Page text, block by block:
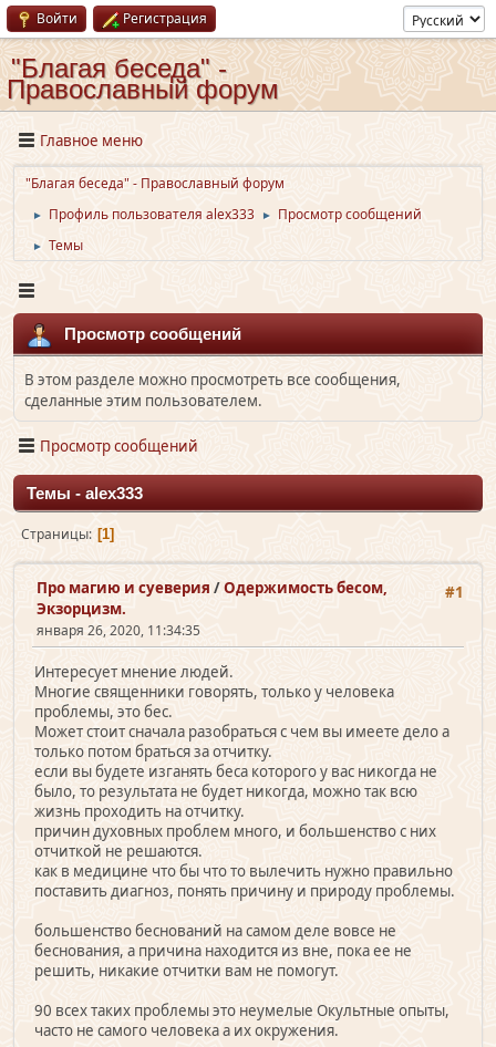
Войти Регистрация
"Благая беседа" -
Православный форум
Главное меню
"Благая беседа" - Православный форум
► Профиль пользователя alex333 ► Просмотр сообщений
► Темы
Просмотр сообщений
В этом разделе можно просмотреть все сообщения,
сделанные этим пользователем.
Просмотр сообщений
Темы - alex333
Страницы 1
#1
Про магию и суеверия /Одержимость бесом,
Экзорцизм.
января 26, 2020, 11:34:35
Интересует мнение людей.
Многие священники говорять, только у человека
проблемы, это бес.
Может стоит сначала разобраться с чем вы имеете дело а
только потом браться за отчитку.
если вы будете изганять беса которого у вас никогда не
было, то результата не будет никогда, можно так всю
жизнь проходить на отчитку.
причин духовных проблем много, и большенство с них
отчиткой не решаются.
как в медицине что бы что то вылечить нужно правильно
поставить диагноз, понять причину и природу проблемы.
большенство беснований на самом деле вовсе не
беснования, а причина находится из вне, пока ее не
решить, никакие отчитки вам не помогут.
90 всех таких проблемы это неумелые Окультные опыты,
часто не самого человека а их окружения.